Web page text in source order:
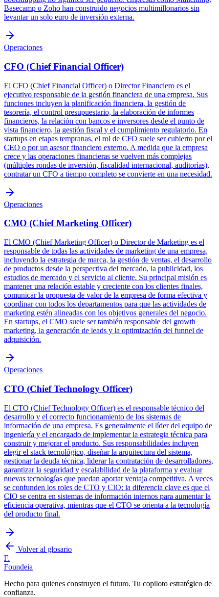
Basecamp o Zoho han construido negocios multimillonarios sin
levantar un solo euro de inversión externa.
Operaciones
CFO (Chief Financial Officer)
El CFO (Chief Financial Officer) o Director Financiero es el
ejecutivo responsable de la gestión financiera de una empresa. Sus
funciones incluyen la planificación financiera, la gestión de
tesorería, el control presupuestario, la elaboración de informes
financieros, la relación con bancos e inversores desde el punto de
vista financiero, la gestión fiscal y el cumplimiento regulatorio. En
startups en etapas tempranas, el rol de CFO suele ser cubierto por el
CEO o por un asesor financiero externo. A medida que la empresa
crece y las operaciones financieras se vuelven más complejas
(múltiples rondas de inversión, fiscalidad internacional, auditorías),
contratar un CFO a tiempo completo se convierte en una necesidad.
Operaciones
CMO (Chief Marketing Officer)
El CMO (Chief Marketing Officer) o Director de Marketing es el
responsable de todas las actividades de marketing de una empresa,
incluyendo la estrategia de marca, la gestión de ventas, el desarrollo
de productos desde la perspectiva del mercado, la publicidad, los
estudios de mercado y el servicio al cliente. Su principal misión es
mantener una relación estable y creciente con los clientes finales,
comunicar la propuesta de valor de la empresa de forma efectiva y
coordinar con todos los departamentos para que las actividades de
marketing estén alineadas con los objetivos generales del negocio.
En startups, el CMO suele ser también responsable del growth
marketing, la generación de leads y la optimización del funnel de
adquisición.
Operaciones
CTO (Chief Technology Officer)
El CTO (Chief Technology Officer) es el responsable técnico del
desarrollo y el correcto funcionamiento de los sistemas de
información de una empresa. Es generalmente el líder del equipo de
ingeniería y el encargado de implementar la estrategia técnica para
construir y mejorar el producto. Sus responsabilidades incluyen
elegir el stack tecnológico, diseñar la arquitectura del sistema,
gestionar la deuda técnica, liderar la contratación de desarrolladores,
garantizar la seguridad y escalabilidad de la plataforma y evaluar
nuevas tecnologías que puedan aportar ventaja competitiva. A veces
se confunden los roles de CTO y CIO: la diferencia clave es que el
CIO se centra en sistemas de información internos para aumentar la
eficiencia operativa, mientras que el CTO se orienta a la tecnología
del producto final.
Volver al glosario
F.
Foundeia
Hecho para quienes construyen el futuro. Tu copiloto estratégico de
confianza.